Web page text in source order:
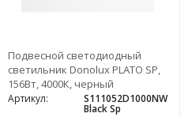
Подвесной светодиодный
светильник Donolux PLATO SP,
156Вт, 4000К, черный
Артикул: S111052D1000NW
Black Sp